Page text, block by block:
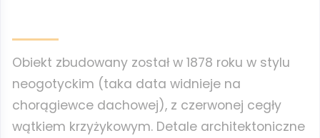
Obiekt zbudowany został w 1878 roku w stylu
neogotyckim (taka data widnieje na
chorągiewce dachowej), z czerwonej cegły
wątkiem krzyżykowym. Detale architektoniczne